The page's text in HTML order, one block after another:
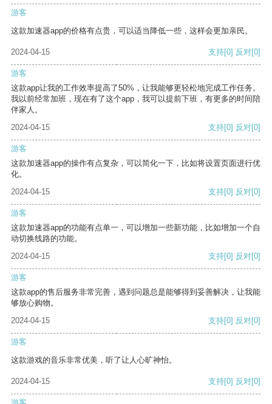
游客
这款加速器app的价格有点贵，可以适当降低一些，这样会更加亲民。
2024-04-15 支持[0] 反对[0]
游客
这款app让我的工作效率提高了50%，让我能够更轻松地完成工作任务。
我以前经常加班，现在有了这个app，我可以提前下班，有更多的时间陪
伴家人。
2024-04-15
支持[0] 反对[0]
游客
这款加速器app的操作有点复杂，可以简化一下，比如将设置页面进行优
化。
2024-04-15
支持[0] 反对[0]
游客
这款加速器app的功能有点单一，可以增加一些新功能，比如增加一个自
动切换线路的功能。
2024-04-15
支持[0] 反对[0]
游客
这款app的售后服务非常完善，遇到问题总是能够得到妥善解决，让我能
够放心购物。
2024-04-15
支持[0] 反对[0]
游客
这款游戏的音乐非常优美，听了让人心旷神怡。
2024-04-15 支持[0] 反对[0]